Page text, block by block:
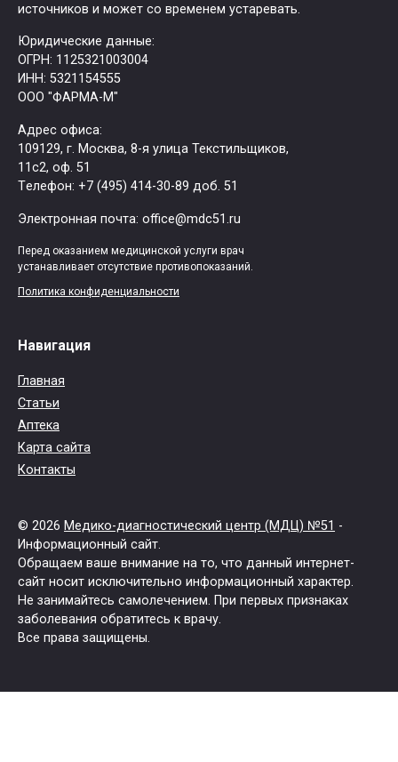
источников и может со временем устаревать.
Юридические данные:
ОГРН: 1125321003004
ИНН: 5321154555
ООО "ФАРМА-М"
Адрес офиса:
109129, г. Москва, ​8-я улица Текстильщиков,
11с2, оф. 51
Tелефон: +7 (495) 414-30-89 доб. 51
Электронная почта: office@mdc51.ru
Перед оказанием медицинской услуги врач
устанавливает отсутствие противопоказаний.
Политика конфиденциальности
Навигация
Главная
Статьи
Аптека
Карта сайта
Контакты
© 2026 Медико-диагностический центр (МДЦ) №51 -
Информационный сайт.
Обращаем ваше внимание на то, что данный интернет-
сайт носит исключительно информационный характер.
Не занимайтесь самолечением. При первых признаках
заболевания обратитесь к врачу.
Все права защищены.